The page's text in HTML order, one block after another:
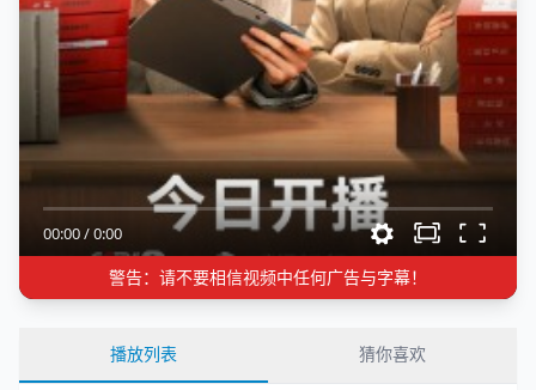
00:00/0:00
警告：请不要相信视频中任何广告与字幕！
播放列表 猜你喜欢